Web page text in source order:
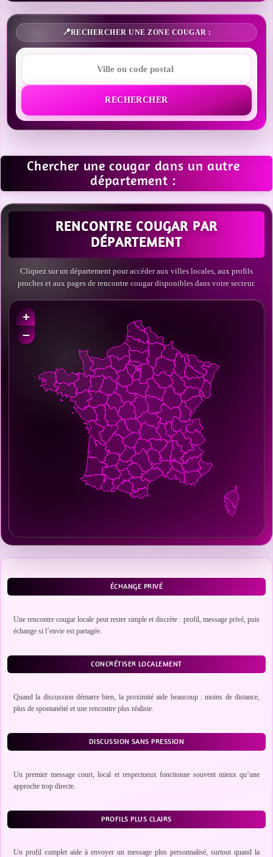
RECHERCHER UNE ZONE COUGAR :
RECHERCHER
Chercher une cougar dans un autre
département :
RENCONTRE COUGAR PAR
DÉPARTEMENT
Cliquez sur un département pour accéder aux villes locales, aux profils
proches et aux pages de rencontre cougar disponibles dans votre secteur.
+
−
ÉCHANGE PRIVÉ
Une rencontre cougar locale peut rester simple et discrète : profil, message privé, puis
échange si l’envie est partagée.
CONCRÉTISER LOCALEMENT
Quand la discussion démarre bien, la proximité aide beaucoup : moins de distance,
plus de spontanéité et une rencontre plus réaliste.
DISCUSSION SANS PRESSION
Un premier message court, local et respectueux fonctionne souvent mieux qu’une
approche trop directe.
PROFILS PLUS CLAIRS
Un profil complet aide à envoyer un message plus personnalisé, surtout quand la